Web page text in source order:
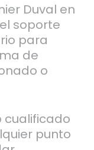
Duval en
soporte
para
de
o
cualificado
punto